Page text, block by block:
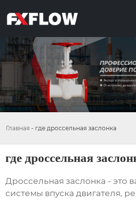
Главная - где дроссельная заслонка
где дроссельная
Дроссельная заслонка - это
системы впуска двигателя,